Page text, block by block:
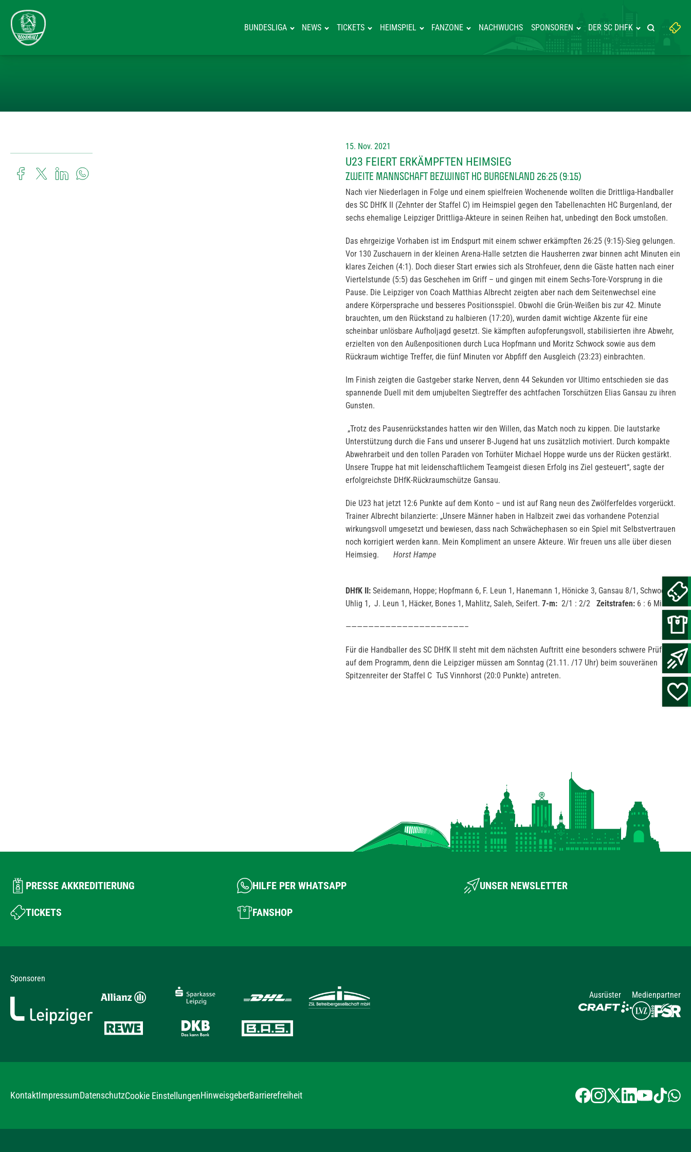
BUNDESLIGA NEWS TICKETS HEIMSPIEL FANZONE NACHWUCHS SPONSOREN DER SC DHFK
Suchbegriff
eingeben:
Suche
15. Nov. 2021
U23 FEIERT ERKÄMPFTEN HEIMSIEG
ZWEITE MANNSCHAFT BEZWINGT HC BURGENLAND 26:25 (9:15)
Nach vier Niederlagen in Folge und einem spielfreien Wochenende wollten die Drittliga-Handballer
des SC DHfK II (Zehnter der Staffel C) im Heimspiel gegen den Tabellenachten HC Burgenland, der
sechs ehemalige Leipziger Drittliga-Akteure in seinen Reihen hat, unbedingt den Bock umstoßen.
Das ehrgeizige Vorhaben ist im Endspurt mit einem schwer erkämpften 26:25 (9:15)-Sieg gelungen.
Vor 130 Zuschauern in der kleinen Arena-Halle setzten die Hausherren zwar binnen acht Minuten ein
klares Zeichen (4:1). Doch dieser Start erwies sich als Strohfeuer, denn die Gäste hatten nach einer
Viertelstunde (5:5) das Geschehen im Griff – und gingen mit einem Sechs-Tore-Vorsprung in die
Pause. Die Leipziger von Coach Matthias Albrecht zeigten aber nach dem Seitenwechsel eine
andere Körpersprache und besseres Positionsspiel. Obwohl die Grün-Weißen bis zur 42. Minute
brauchten, um den Rückstand zu halbieren (17:20), wurden damit wichtige Akzente für eine
scheinbar unlösbare Aufholjagd gesetzt. Sie kämpften aufopferungsvoll, stabilisierten ihre Abwehr,
erzielten von den Außenpositionen durch Luca Hopfmann und Moritz Schwock sowie aus dem
Rückraum wichtige Treffer, die fünf Minuten vor Abpfiff den Ausgleich (23:23) einbrachten.
Im Finish zeigten die Gastgeber starke Nerven, denn 44 Sekunden vor Ultimo entschieden sie das
spannende Duell mit dem umjubelten Siegtreffer des achtfachen Torschützen Elias Gansau zu ihren
Gunsten.
„Trotz des Pausenrückstandes hatten wir den Willen, das Match noch zu kippen. Die lautstarke
Unterstützung durch die Fans und unserer B-Jugend hat uns zusätzlich motiviert. Durch kompakte
Abwehrarbeit und den tollen Paraden von Torhüter Michael Hoppe wurde uns der Rücken gestärkt.
Unsere Truppe hat mit leidenschaftlichem Teamgeist diesen Erfolg ins Ziel gesteuert“, sagte der
erfolgreichste DHfK-Rückraumschütze Gansau.
Die U23 hat jetzt 12:6 Punkte auf dem Konto – und ist auf Rang neun des Zwölferfeldes vorgerückt.
Trainer Albrecht bilanzierte: „Unsere Männer haben in Halbzeit zwei das vorhandene Potenzial
wirkungsvoll umgesetzt und bewiesen, dass nach Schwächephasen so ein Spiel mit Selbstvertrauen
noch korrigiert werden kann. Mein Kompliment an unsere Akteure. Wir freuen uns alle über diesen
Heimsieg. Horst Hampe
DHfK II: Seidemann, Hoppe; Hopfmann 6, F. Leun 1, Hanemann 1, Hönicke 3, Gansau 8/1, Schwock 4,
Uhlig 1, J. Leun 1, Häcker, Bones 1, Mahlitz, Saleh, Seifert. 7-m: 2/1 : 2/2 Zeitstrafen: 6 : 6 Minuten
—————————————————————–
Für die Handballer des SC DHfK II steht mit dem nächsten Auftritt eine besonders schwere Prüfung
auf dem Programm, denn die Leipziger müssen am Sonntag (21.11. /17 Uhr) beim souveränen
Spitzenreiter der Staffel C TuS Vinnhorst (20:0 Punkte) antreten.
PRESSE AKKREDITIERUNG HILFE PER WHATSAPP UNSER NEWSLETTER
TICKETS FANSHOP
Sponsoren
Ausrüster
Medienpartner
KontaktImpressumDatenschutzCookie EinstellungenHinweisgeberBarrierefreiheit